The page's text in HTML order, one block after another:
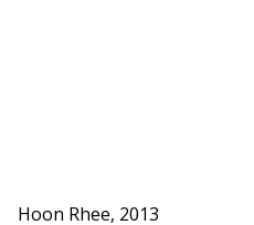
Hoon Rhee, 2013